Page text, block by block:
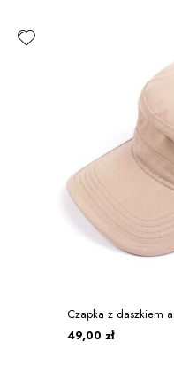
Czapka z daszkiem
49,00 zł